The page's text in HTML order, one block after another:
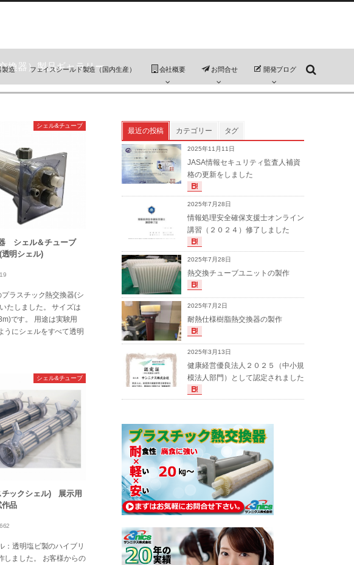
製造 フェイスシールド製造（国内生産） 会社概要 お問合せ 開発ブログ
換器）製品ギャラリー
シェル＆チューブ
明シェル)
シェル&チューブ
ラスチック熱交換器(シ
たしました。 サイズは
です。 用途は実験用
うにシェルをすべて透明
チックシェル) 展示用
作品
シェル&チューブ
：透明塩ビ製のハイブリ
しました。 お客様からの
最近の投稿 カテゴリー タグ
2025年11月11日
JASA情報セキュリティ監査人補資
格の更新をしました
2025年7月28日
情報処理安全確保支援士オンライン
講習（２０２４）修了しました
2025年7月28日
熱交換チューブユニットの製作
2025年7月2日
耐熱仕様樹脂熱交換器の製作
2025年3月13日
健康経営優良法人２０２５（中小規
模法人部門）として認定されました